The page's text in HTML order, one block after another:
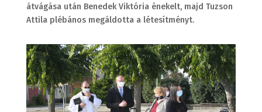
átvágása után Benedek Viktória énekelt, majd Tuzson
Attila plébános megáldotta a létesítményt.